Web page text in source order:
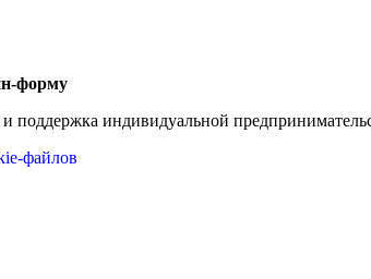
форму
поддержка индивидуальной
файлов